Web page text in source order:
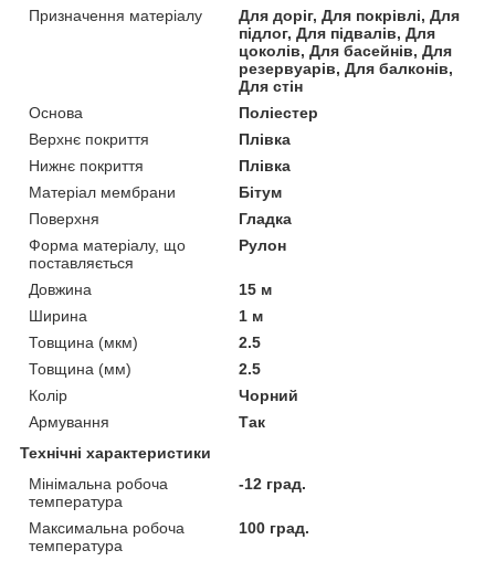
Призначення матеріалу
Для доріг, Для покрівлі, Для
підлог, Для підвалів, Для
цоколів, Для басейнів, Для
резервуарів, Для балконів,
Для стін
Основа
Поліестер
Верхнє покриття
Плівка
Нижнє покриття
Плівка
Матеріал мембрани
Бітум
Поверхня
Гладка
Форма матеріалу, що
поставляється
Рулон
Довжина
15 м
Ширина
1 м
Товщина (мкм)
2.5
Товщина (мм)
2.5
Колір
Чорний
Армування
Так
Технічні характеристики
Мінімальна робоча
температура
-12 град.
Максимальна робоча
температура
100 град.